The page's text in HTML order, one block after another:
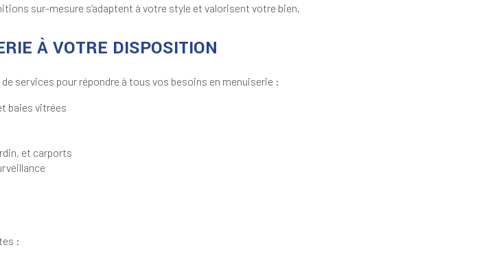
sur-mesure s’adaptent à votre style et valorisent votre bien.
À VOTRE DISPOSITION
services pour répondre à tous vos besoins en menuiserie :
baies vitrées
et carports
: